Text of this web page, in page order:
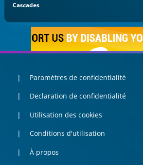
Cascades
Paramètres de confidentialité
Declaration de confidentialité
Utilisation des cookies
Conditions d'utilisation
À propos